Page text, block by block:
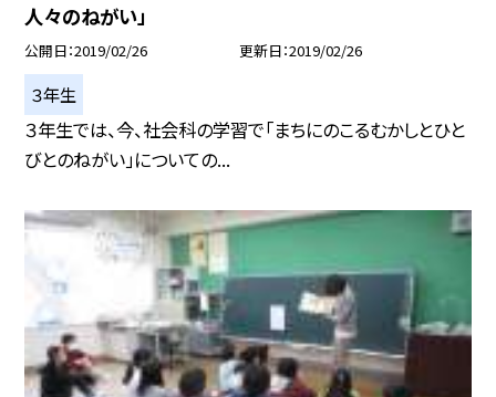
人々のねがい」
公開日 2019/02/26 更新日 2019/02/26
３年生
３年生では、今、社会科の学習で「まちにのこるむかしとひと
びとのねがい」についての...